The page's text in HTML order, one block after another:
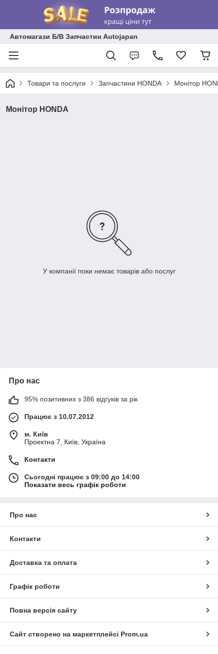
Автомагази Б/В Запчастин Autojapan
Товари та послуги Запчастини HONDA Монітор
Монітор HONDA
У компанії поки немає товарів або послуг
Про нас
95% позитивних з 386 відгуків за рік
Працює з 10.07.2012
м. Київ
Проектна 7, Київ, Україна
Контакти
Сьогодні працює з 09:00 до 14:00
Показати весь графік роботи
Про нас
Контакти
Доставка та оплата
Графік роботи
Повна версія сайту
Сайт створено на маркетплейсі Prom.ua